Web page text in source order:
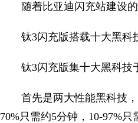
随着比亚迪闪充站建设
钛3闪充版搭载十大黑科
钛3闪充版集十大黑科技
首先是两大性能黑科技
70%只需约5分钟，10-97%